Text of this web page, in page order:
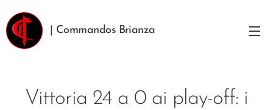
| Commandos Brianza
Vittoria 24 a 0 ai play-off: i